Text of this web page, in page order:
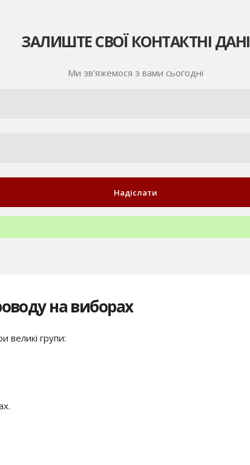
ЗАЛИШТЕ СВОЇ КОНТАКТНІ ДАНІ
Ми зв'яжемося з вами сьогодні
на виборах
великі групи: